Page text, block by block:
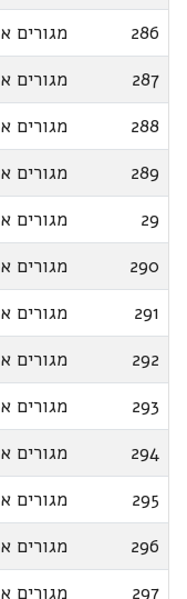
286
מגורים א
287
מגורים א
288
מגורים א
289
מגורים א
29
מגורים א
290
מגורים א
291
מגורים א
292
מגורים א
293
מגורים א
294
מגורים א
295
מגורים א
296
מגורים א
297
מגורים א